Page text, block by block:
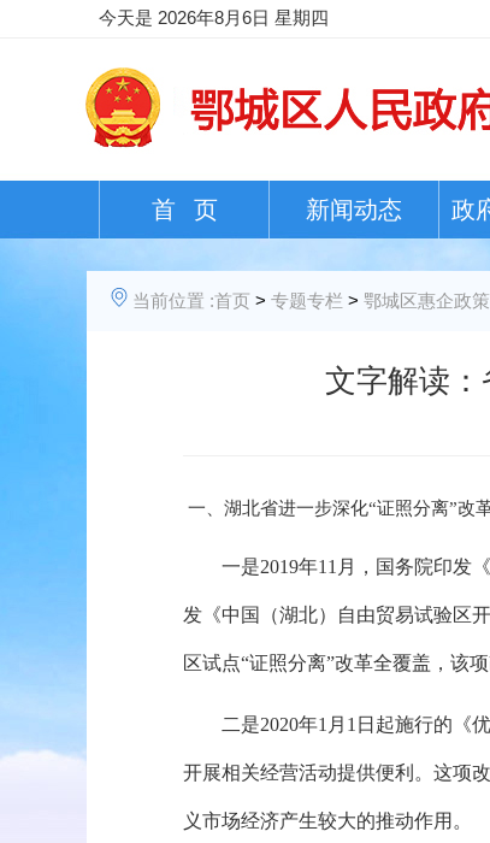
今天是 2026年8月6日 星期四
首 页 新闻动态 政
当前位置 :首页 > 专题专栏 > 鄂城区惠企政
文字解读：
一、 湖北省进一步深化“证照分离”改
一是2019年11月， 国务院印发
发《中国（湖北）自由贸易试验区
区试点“证照分离”改革全覆盖， 该
二是2020年1月1日起施行的《
开展相关经营活动提供便利。 这项改
义市场经济产生较大的推动作用。